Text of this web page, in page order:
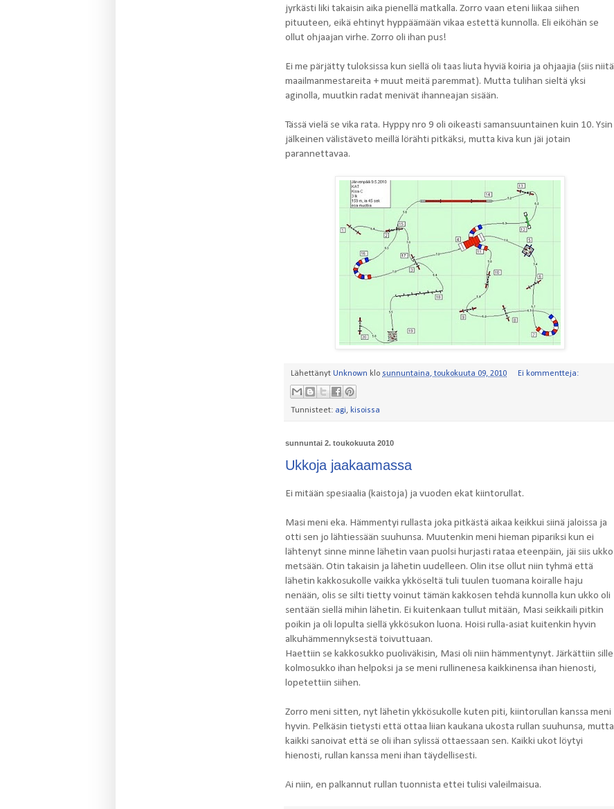
jyrkästi liki takaisin aika pienellä matkalla. Zorro vaan eteni liikaa siihen
pituuteen, eikä ehtinyt hyppäämään vikaa estettä kunnolla. Eli eiköhän se
ollut ohjaajan virhe. Zorro oli ihan pus!
Ei me pärjätty tuloksissa kun siellä oli taas liuta hyviä koiria ja ohjaajia (siis niitä
maailmanmestareita + muut meitä paremmat). Mutta tulihan sieltä yksi
aginolla, muutkin radat menivät ihanneajan sisään.
Tässä vielä se vika rata. Hyppy nro 9 oli oikeasti samansuuntainen kuin 10. Ysin
jälkeinen välistäveto meillä lörähti pitkäksi, mutta kiva kun jäi jotain
parannettavaa.
Lähettänyt Unknown klo sunnuntaina, toukokuuta 09, 2010 Ei kommentteja:
Tunnisteet: agi, kisoissa
sunnuntai 2. toukokuuta 2010
Ukkoja jaakaamassa
Ei mitään spesiaalia (kaistoja) ja vuoden ekat kiintorullat.
Masi meni eka. Hämmentyi rullasta joka pitkästä aikaa keikkui siinä jaloissa ja
otti sen jo lähtiessään suuhunsa. Muutenkin meni hieman pipariksi kun ei
lähtenyt sinne minne lähetin vaan puolsi hurjasti rataa eteenpäin, jäi siis ukko
metsään. Otin takaisin ja lähetin uudelleen. Olin itse ollut niin tyhmä että
lähetin kakkosukolle vaikka ykköseltä tuli tuulen tuomana koiralle haju
nenään, olis se silti tietty voinut tämän kakkosen tehdä kunnolla kun ukko oli
sentään siellä mihin lähetin. Ei kuitenkaan tullut mitään, Masi seikkaili pitkin
poikin ja oli lopulta siellä ykkösukon luona. Hoisi rulla-asiat kuitenkin hyvin
alkuhämmennyksestä toivuttuaan.
Haettiin se kakkosukko puoliväkisin, Masi oli niin hämmentynyt. Järkättiin sille
kolmosukko ihan helpoksi ja se meni rullinenesa kaikkinensa ihan hienosti,
lopetettiin siihen.
Zorro meni sitten, nyt lähetin ykkösukolle kuten piti, kiintorullan kanssa meni
hyvin. Pelkäsin tietysti että ottaa liian kaukana ukosta rullan suuhunsa, mutta
kaikki sanoivat että se oli ihan sylissä ottaessaan sen. Kaikki ukot löytyi
hienosti, rullan kanssa meni ihan täydellisesti.
Ai niin, en palkannut rullan tuonnista ettei tulisi valeilmaisua.